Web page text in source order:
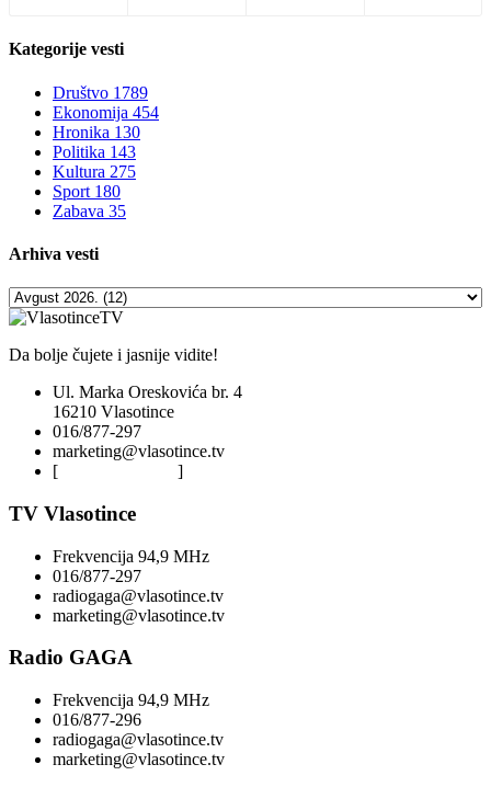
Kategorije vesti
Društvo 1789
Ekonomija 454
Hronika 130
Politika 143
Kultura 275
Sport 180
Zabava 35
Arhiva vesti
Da bolje čujete i jasnije vidite!
Ul. Marka Oreskovića br. 4
16210 Vlasotince
016/877-297
marketing@vlasotince.tv
[
]
TV Vlasotince
Frekvencija 94,9 MHz
016/877-297
radiogaga@vlasotince.tv
marketing@vlasotince.tv
Radio GAGA
Frekvencija 94,9 MHz
016/877-296
radiogaga@vlasotince.tv
marketing@vlasotince.tv